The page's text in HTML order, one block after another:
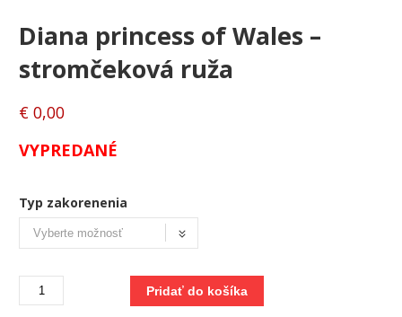
Diana princess of Wales –
stromčeková ruža
€ 0,00
VYPREDANÉ
Typ zakorenenia
množstvo
Diana
Pridať do košíka